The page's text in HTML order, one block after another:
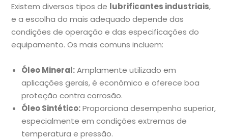
Existem diversos tipos de lubrificantes industriais,
e a escolha do mais adequado depende das
condições de operação e das especificações do
equipamento. Os mais comuns incluem:
Óleo Mineral:Amplamente utilizado em
aplicações gerais, é econômico e oferece boa
proteção contra corrosão.
Óleo Sintético:Proporciona desempenho superior,
especialmente em condições extremas de
temperatura e pressão.